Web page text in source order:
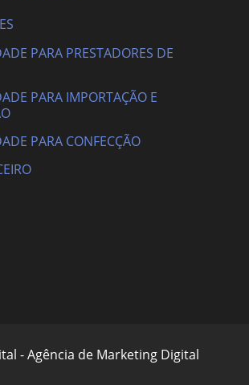
PARA PRESTADORES DE
PARA IMPORTAÇÃO E
PARA CONFECÇÃO
- Agência de Marketing Digital